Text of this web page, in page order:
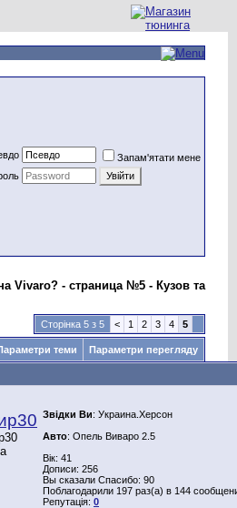
Запам'ятати мене
Vivaro? - страница №5 - Кузов та
Сторінка 5 з 5 < 1 2 3 4 5
теми Параметри перегляду
Звідки Ви: Украина.Херсон
Авто: Опель Виваро 2.5
Вік: 41
Дописи: 256
Вы сказали Спасибо: 90
Поблагодарили 197 раз(а) в 144
Репутація: 0